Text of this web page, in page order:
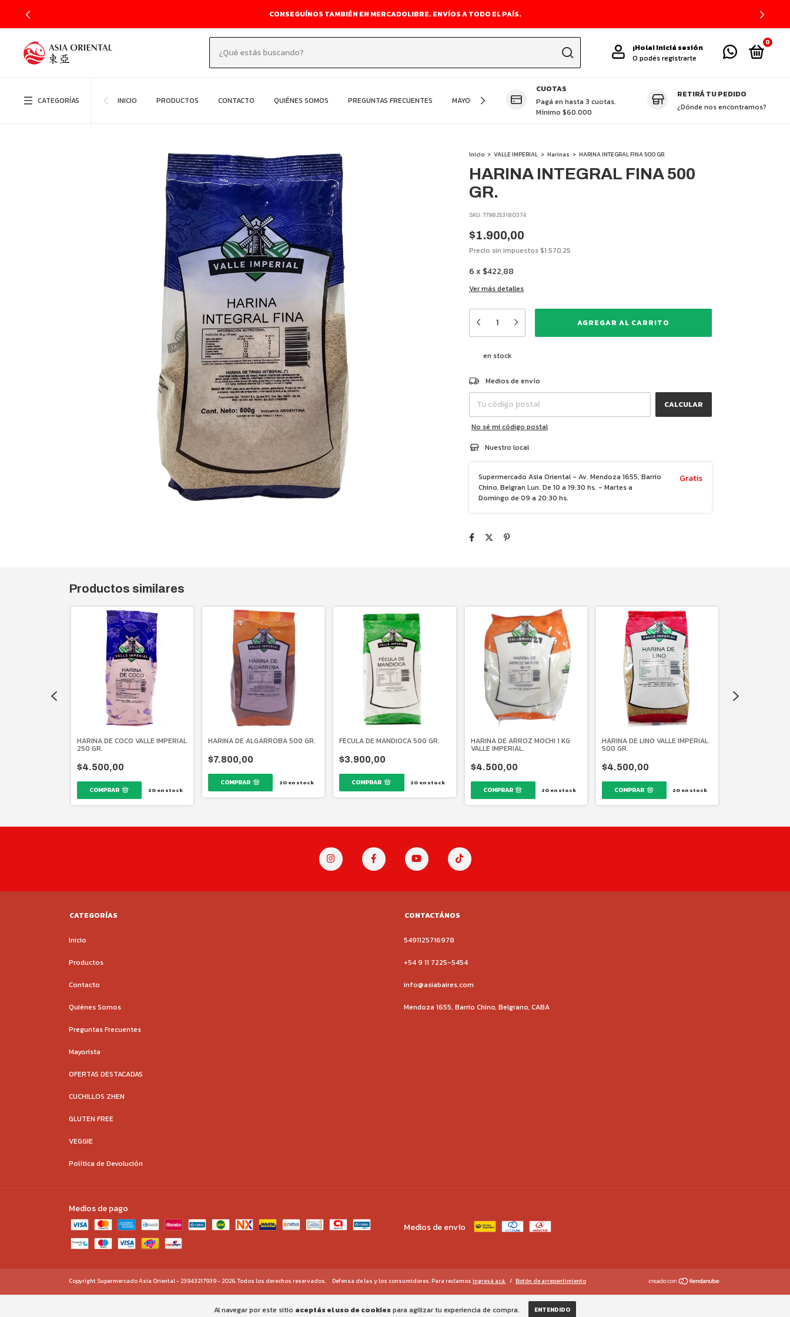
CONSEGUÍNOS TAMBIÉN EN MERCADOLIBRE. ENVÍOS A TODO EL PAÍS.
¡Hola!Iniciá sesión
O podés registrarte
0
CATEGORÍAS INICIO PRODUCTOS CONTACTO QUIÉNES SOMOS PREGUNTAS FRECUENTES MAYORISTA OFERTAS DESTACADAS CUCHILLOS ZHEN
CUOTAS
Pagá en hasta 3 cuotas.
Mínimo $60.000
RETIRÁ TU PEDIDO
¿Dónde nos encontramos?
Al navegar por este sitio aceptás el uso de cookies para agilizar tu experiencia de compra. ENTENDIDO
Inicio > VALLE IMPERIAL > Harinas > HARINA INTEGRAL FINA 500 GR.
HARINA INTEGRAL FINA 500
GR.
SKU:7798253180374
$1.900,00
Precio sin impuestos$1.570,25
6x $422,88
Ver más detalles
en stock
Entregas para el CP:
Medios de envío
CALCULAR
No sé mi código postal
Nuestro local
Supermercado Asia Oriental - Av. Mendoza 1655, Barrio
Chino, Belgran Lun. De 10 a 19:30 hs. - Martes a
Domingo de 09 a 20:30 hs.
Gratis
Productos similares
HARINA DE COCO VALLE IMPERIAL
250 GR.
$4.500,00
20en stock
HARINA DE ALGARROBA 500 GR.
$7.800,00
20en stock
FECULA DE MANDIOCA 500 GR.
$3.900,00
20 en stock
HARINA DE ARROZ MOCHI 1 KG
VALLE IMPERIAL.
$4.500,00
20 en stock
HARINA DE LINO VALLE IMPERIAL
500 GR.
$4.500,00
20 en stock
CATEGORÍAS
Inicio
Productos
Contacto
Quiénes Somos
Preguntas Frecuentes
Mayorista
OFERTAS DESTACADAS
CUCHILLOS ZHEN
GLUTEN FREE
VEGGIE
Política de Devolución
CONTACTÁNOS
5491125716978
+54 9 11 7225-5454
info@asiabaires.com
Mendoza 1655, Barrio Chino, Belgrano, CABA
Medios de pago
Medios de envío
Copyright Supermercado Asia Oriental - 23943217939 - 2026. Todos los derechos reservados. Defensa de las y los consumidores. Para reclamos ingresá acá. / Botón de arrepentimiento